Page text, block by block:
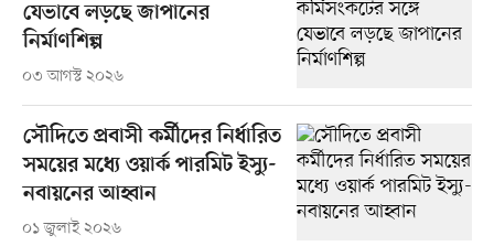
যেভাবে লড়ছে জাপানের
নির্মাণশিল্প
০৩ আগস্ট ২০২৬
সৌদিতে প্রবাসী কর্মীদের নির্ধারিত
সময়ের মধ্যে ওয়ার্ক পারমিট ইস্যু-
নবায়নের আহ্বান
০১ জুলাই ২০২৬